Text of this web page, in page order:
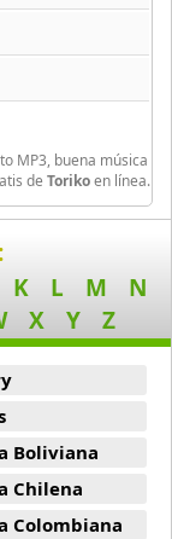
MP3, buena música
de Torikoen línea.
K L M
N
X Y Z
Boliviana
Chilena
Colombiana